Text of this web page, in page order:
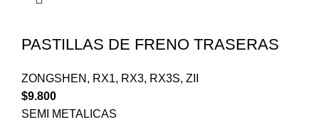
PASTILLAS DE FRENO TRASERAS
ZONGSHEN , RX1, RX3, RX3S, ZII
$9.800
SEMI METALICAS